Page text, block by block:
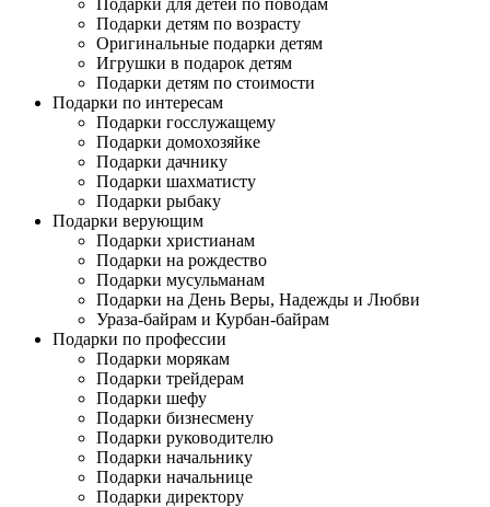
Подарки для детей по поводам
Подарки детям по возрасту
Оригинальные подарки детям
Игрушки в подарок детям
Подарки детям по стоимости
Подарки по интересам
Подарки госслужащему
Подарки домохозяйке
Подарки дачнику
Подарки шахматисту
Подарки рыбаку
Подарки верующим
Подарки христианам
Подарки на рождество
Подарки мусульманам
Подарки на День Веры, Надежды и Любви
Ураза-байрам и Курбан-байрам
Подарки по профессии
Подарки морякам
Подарки трейдерам
Подарки шефу
Подарки бизнесмену
Подарки руководителю
Подарки начальнику
Подарки начальнице
Подарки директору